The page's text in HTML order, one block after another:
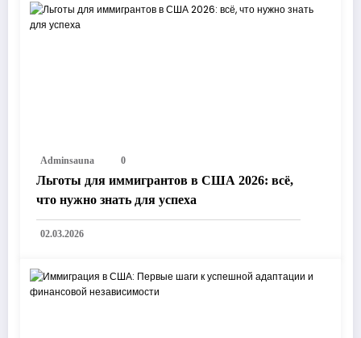
Adminsauna 0
Льготы для иммигрантов в США 2026: всё,
что нужно знать для успеха
02.03.2026